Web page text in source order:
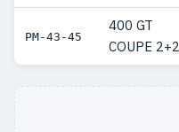
PM-43-45
400 GT
COUPE 2+2